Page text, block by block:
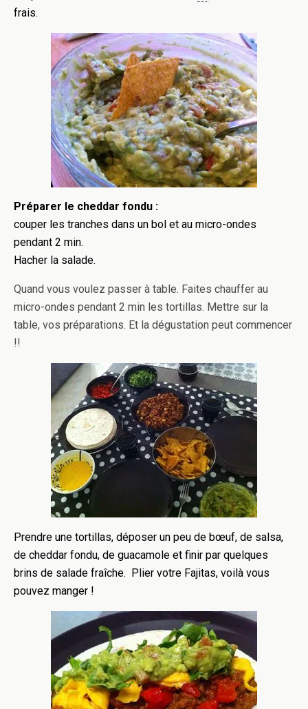
frais.
Préparer le cheddar fondu :
couper les tranches dans un bol et au micro-ondes
pendant 2 min.
Hacher la salade.
Quand vous voulez passer à table. Faites chauffer au
micro-ondes pendant 2 min les tortillas. Mettre sur la
table, vos préparations. Et la dégustation peut commencer
!!
Prendre une tortillas, déposer un peu de bœuf, de salsa,
de cheddar fondu, de guacamole et finir par quelques
brins de salade fraîche. Plier votre Fajitas, voilà vous
pouvez manger !